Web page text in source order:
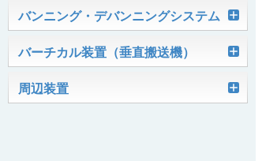
プラスチックベルトコンベヤ
オークラ キャリーライン®
チェーン駆動ローラコンベヤ
チェーン駆動ローラ単体
パレットコンベヤ
フリーカーブコンベヤ
モータローラコンベヤ
オークラホッパー
ポータブルクレーン
OKベルコン（スタンダードタイプ）
生産終了品
アングルソーター
クロスベルトソーター（汎用タイプ）
HASS（ハズ）シリーズ
ピックティーチャシステム
バラピッキングロボットシステム
ロボットパレタイザ
ロボットパレタイザAi1800Ⅱ-C
ロボットパレタイザAi1800Ⅱ
ビジョンパレタイズシステム
ビジョンデパレタイズシステム
バンニング・デバンニングシステム
トラックローダ「TL-2P」
伸縮ベルトコンベヤ
バーチカル装置（垂直搬送機）
ミニパーフェ® / VCS-Z
周辺装置